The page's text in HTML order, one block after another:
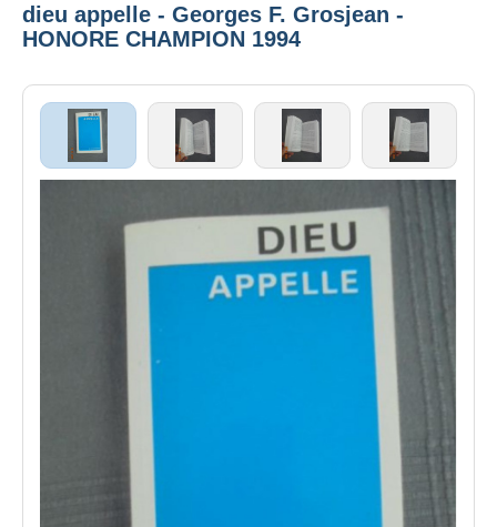
dieu appelle - Georges F. Grosjean -
HONORE CHAMPION 1994